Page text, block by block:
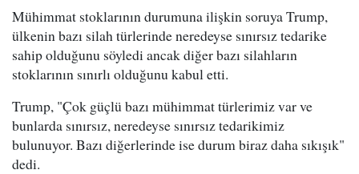
Mühimmat stoklarının durumuna ilişkin soruya Trump,
ülkenin bazı silah türlerinde neredeyse sınırsız tedarike
sahip olduğunu söyledi ancak diğer bazı silahların
stoklarının sınırlı olduğunu kabul etti.
Trump, "Çok güçlü bazı mühimmat türlerimiz var ve
bunlarda sınırsız, neredeyse sınırsız tedarikimiz
bulunuyor. Bazı diğerlerinde ise durum biraz daha sıkışık"
dedi.